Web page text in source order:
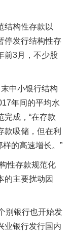
结构性存款以
停发行结构性存
前3月，不少股
中小银行结构
年间的平均水
完成，“在存款
款吸储，但在利
的高速增长。”
性存款规范化
的主要扰动因
别银行也开始发
业银行发行国内